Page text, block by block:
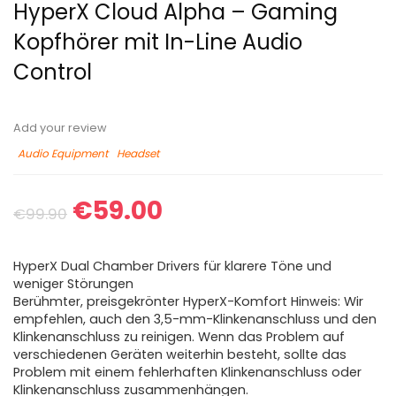
HyperX Cloud Alpha – Gaming
Kopfhörer mit In-Line Audio
Control
Add your review
Audio Equipment
Headset
€99.90 €59.00
HyperX Dual Chamber Drivers für klarere Töne und
weniger Störungen
Berühmter, preisgekrönter HyperX-Komfort Hinweis: Wir
empfehlen, auch den 3,5-mm-Klinkenanschluss und den
Klinkenanschluss zu reinigen. Wenn das Problem auf
verschiedenen Geräten weiterhin besteht, sollte das
Problem mit einem fehlerhaften Klinkenanschluss oder
Klinkenanschluss zusammenhängen.